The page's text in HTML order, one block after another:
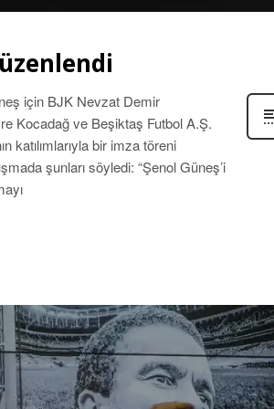
için BJK Nevzat Demir
Kocadağ ve Beşiktaş Futbol A.Ş.
katılımlarıyla bir imza töreni
şunları söyledi: “Şenol Güneş’i